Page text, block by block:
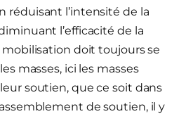
réduisant l’intensité de la
l’efficacité de la
mobilisation doit toujours se
masses, ici les masses
soutien, que ce soit dans
de soutien, il y